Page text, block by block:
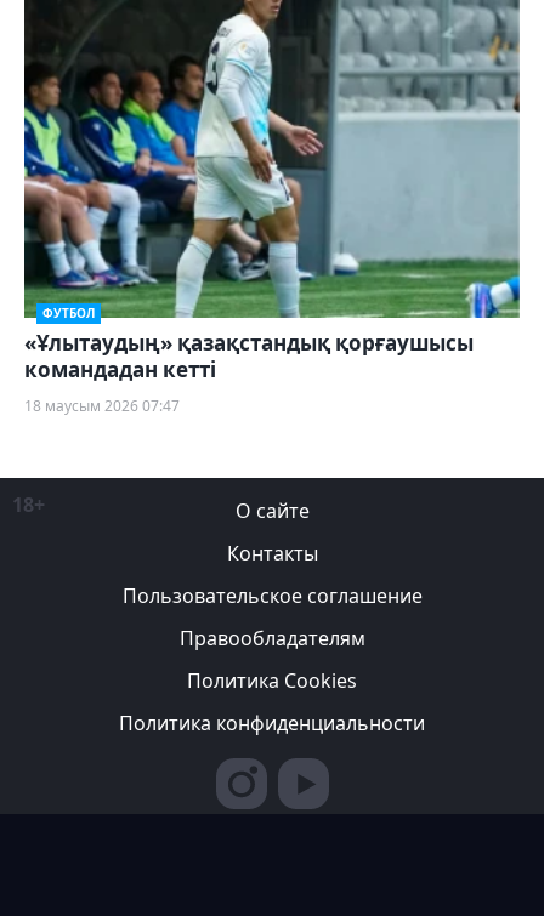
ФУТБОЛ
«Ұлытаудың» қазақстандық қорғаушысы
командадан кетті
18 маусым 2026 07:47
18+
О сайте
Контакты
Пользовательское соглашение
Правообладателям
Политика Cookies
Политика конфиденциальности